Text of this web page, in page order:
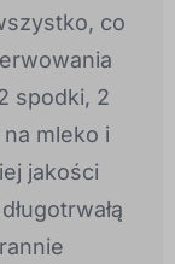
co
spodki, 2
mleko i
jakości